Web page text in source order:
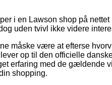
i en Lawson shop på
uden tvivl ikke videre
måske være at efterse
op til den officielle
erfaring med de gældende
shopping.